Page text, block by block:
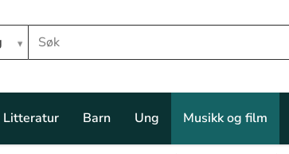
Litteratur Barn Ung Musikk og film